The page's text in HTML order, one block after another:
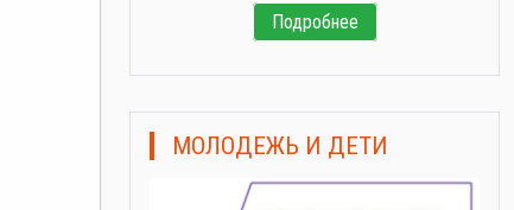
Подробнее
МОЛОДЕЖЬ И ДЕТИ